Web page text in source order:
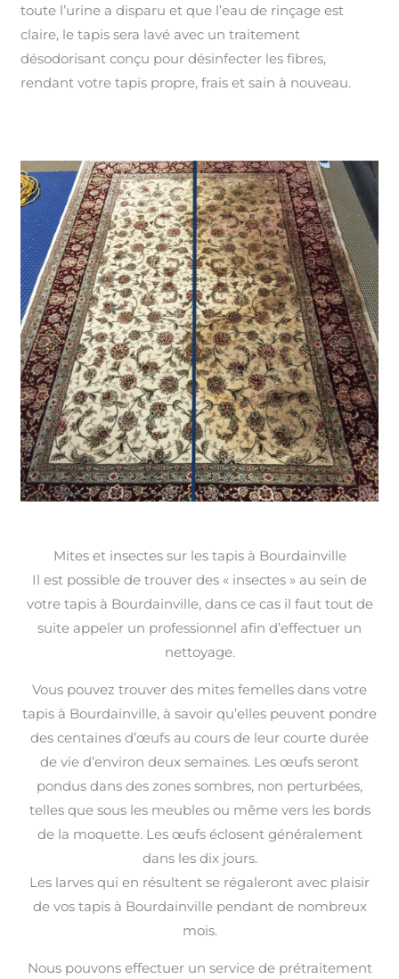
toute l’urine a disparu et que l’eau de rinçage est
claire, le tapis sera lavé avec un traitement
désodorisant conçu pour désinfecter les fibres,
rendant votre tapis propre, frais et sain à nouveau.
Mites et insectes sur les tapis à Bourdainville
Il est possible de trouver des « insectes » au sein de
votre tapis à Bourdainville, dans ce cas il faut tout de
suite appeler un professionnel afin d’effectuer un
nettoyage.
Vous pouvez trouver des mites femelles dans votre
tapis à Bourdainville, à savoir qu’elles peuvent pondre
des centaines d’œufs au cours de leur courte durée
de vie d’environ deux semaines. Les œufs seront
pondus dans des zones sombres, non perturbées,
telles que sous les meubles ou même vers les bords
de la moquette. Les œufs éclosent généralement
dans les dix jours.
Les larves qui en résultent se régaleront avec plaisir
de vos tapis à Bourdainville pendant de nombreux
mois.
Nous pouvons effectuer un service de prétraitement